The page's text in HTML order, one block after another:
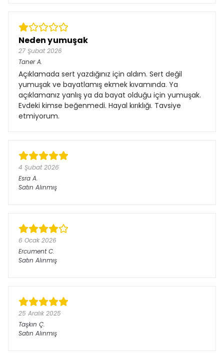
Neden yumuşak
27 Şubat 2026
Taner A.
Açıklamada sert yazdığınız için aldım. Sert değil
yumuşak ve bayatlamış ekmek kıvamında. Ya
açıklamanız yanlış ya da bayat olduğu için yumuşak.
Evdeki kimse beğenmedi. Hayal kırıklığı. Tavsiye
etmiyorum.
4 Şubat 2026
Esra A.
Satın Alınmış
6 Ocak 2026
Ercument C.
Satın Alınmış
25 Aralık 2025
Taşkın Ç.
Satın Alınmış